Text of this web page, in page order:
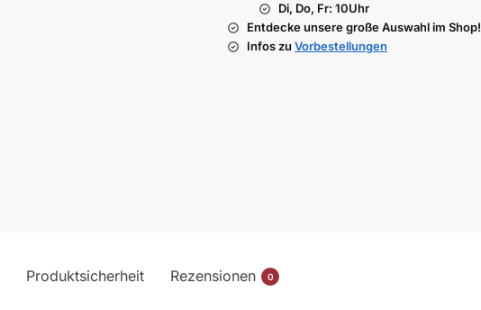
Di, Do, Fr: 10Uhr
Entdecke unsere große Auswahl im Shop!
Infos zuVorbestellungen
Produktsicherheit Rezensionen 0